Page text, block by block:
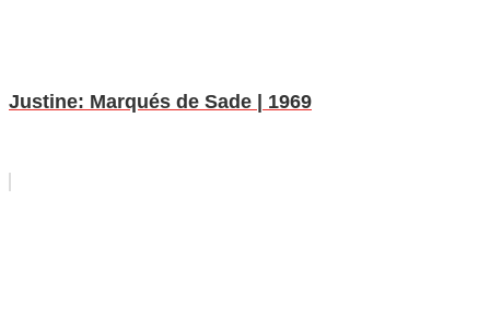
Justine: Marqués de Sade | 1969